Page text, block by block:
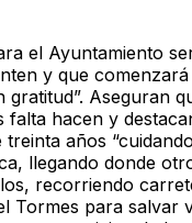
el Ayuntamiento
y que
Aseguran
falta hacen y
treinta años
llegando donde
recorriendo
Tormes para salvar